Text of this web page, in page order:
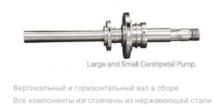
Вертикальный и горизонтальный вал в сборе
Все компоненты изготовлены из нержавеющей стали